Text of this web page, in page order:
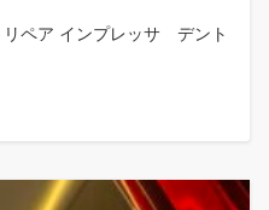
リペア インプレッサ デント